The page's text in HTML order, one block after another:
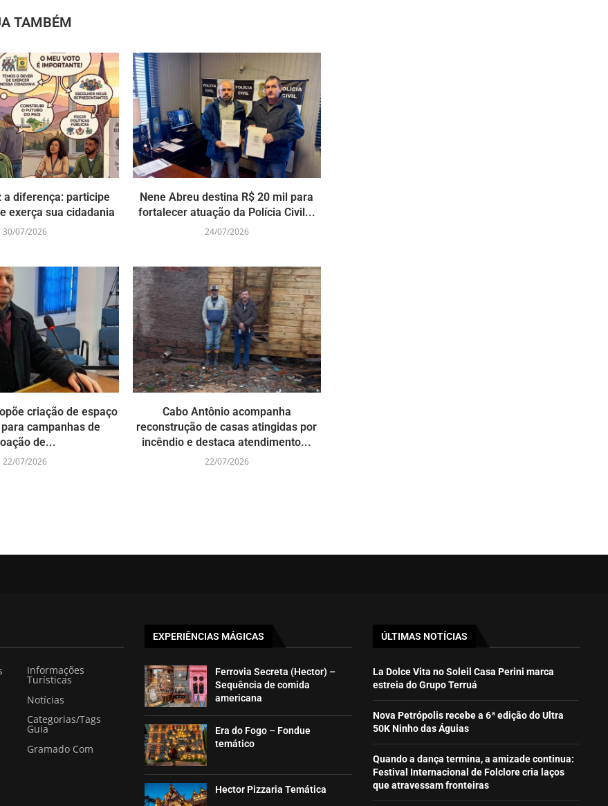
TAMBÉM
a diferença: participe
exerça sua cidadania
30/07/2026
Nene Abreu destina R$ 20 mil para
fortalecer atuação da Polícia Civil...
24/07/2026
criação de espaço
campanhas de
de...
22/07/2026
Cabo Antônio acompanha
reconstrução de casas atingidas por
incêndio e destaca atendimento...
22/07/2026
Informações
Turísticas
Notícias
Categorias/Tags
Guia
Gramado Com
EXPERIÊNCIAS MÁGICAS
Ferrovia Secreta (Hector) –
Sequência de comida
americana
Era do Fogo – Fondue
temático
Hector Pizzaria Temática
ÚLTIMAS NOTÍCIAS
La Dolce Vita no Soleil Casa Perini marca
estreia do Grupo Terruá
Nova Petrópolis recebe a 6ª edição do Ultra
50K Ninho das Águias
Quando a dança termina, a amizade continua:
Festival Internacional de Folclore cria laços
que atravessam fronteiras